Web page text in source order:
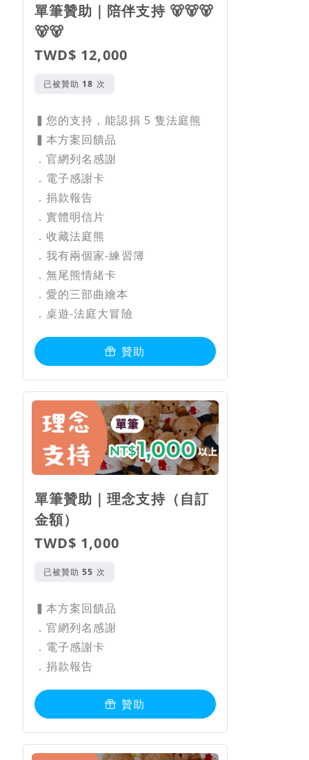
單筆贊助｜陪伴支持 🐻🐻🐻
🐻🐻
TWD$ 12,000
已被贊助 次
▍您的支持，能認捐 5 隻法庭熊
▍本方案回饋品
．官網列名感謝
．電子感謝卡
．捐款報告
．實體明信片
．收藏法庭熊
．我有兩個家-練習簿
．無尾熊情緒卡
．愛的三部曲繪本
．桌遊-法庭大冒險
贊助
單筆贊助｜理念支持（自訂
金額）
TWD$ 1,000
已被贊助 次
▍本方案回饋品
．官網列名感謝
．電子感謝卡
．捐款報告
贊助